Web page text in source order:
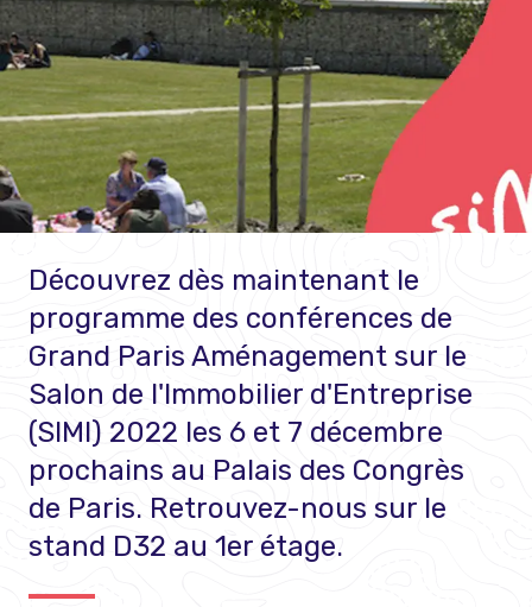
Découvrez dès maintenant le
programme des conférences de
Grand Paris Aménagement sur le
Salon de l'Immobilier d'Entreprise
(SIMI) 2022 les 6 et 7 décembre
prochains au Palais des Congrès
de Paris. Retrouvez-nous sur le
stand D32 au 1er étage.